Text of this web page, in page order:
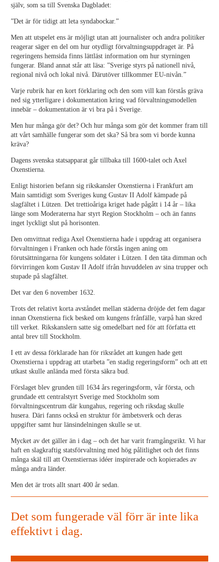
själv, som sa till Svenska Dagbladet:
”Det är för tidigt att leta syndabockar.”
Men att utspelet ens är möjligt utan att journalister och andra politiker
reagerar säger en del om hur otydligt förvaltningsuppdraget är. På
regeringens hemsida finns lättläst information om hur styrningen
fungerar. Bland annat står att läsa: ”Sverige styrs på nationell nivå,
regional nivå och lokal nivå. Därutöver tillkommer EU-nivån.”
Varje rubrik har en kort förklaring och den som vill kan förstås gräva
ned sig ytterligare i dokumentation kring vad förvaltningsmodellen
innebär – dokumentation är vi bra på i Sverige.
Men hur många gör det? Och hur många som gör det kommer fram till
att vårt samhälle fungerar som det ska? Så bra som vi borde kunna
kräva?
Dagens svenska statsapparat går tillbaka till 1600-talet och Axel
Oxenstierna.
Enligt historien befann sig rikskansler Oxenstierna i Frankfurt am
Main samtidigt som Sveriges kung Gustav II Adolf kämpade på
slagfältet i Lützen. Det trettioåriga kriget hade pågått i 14 år – lika
länge som Moderaterna har styrt Region Stockholm – och än fanns
inget lyckligt slut på horisonten.
Den omvittnat rediga Axel Oxenstierna hade i uppdrag att organisera
förvaltningen i Franken och hade förstås ingen aning om
förutsättningarna för kungens soldater i Lützen. I den täta dimman och
förvirringen kom Gustav II Adolf ifrån huvuddelen av sina trupper och
stupade på slagfältet.
Det var den 6 november 1632.
Trots det relativt korta avståndet mellan städerna dröjde det fem dagar
innan Oxenstierna fick besked om kungens frånfälle, varpå han skred
till verket. Rikskanslern satte sig omedelbart ned för att författa ett
antal brev till Stockholm.
I ett av dessa förklarade han för riksrådet att kungen hade gett
Oxenstierna i uppdrag att utarbeta ”en stadig regeringsform” och att ett
utkast skulle anlända med första säkra bud.
Förslaget blev grunden till 1634 års regeringsform, vår första, och
grundade ett centralstyrt Sverige med Stockholm som
förvaltningscentrum där kungahus, regering och riksdag skulle
husera. Däri fanns också en struktur för ämbetsverk och deras
uppgifter samt hur länsindelningen skulle se ut.
Mycket av det gäller än i dag – och det har varit framgångsrikt. Vi har
haft en slagkraftig statsförvaltning med hög pålitlighet och det finns
många skäl till att Oxenstiernas idéer inspirerade och kopierades av
många andra länder.
Men det är trots allt snart 400 år sedan.
Det som fungerade väl förr är inte lika
effektivt i dag.